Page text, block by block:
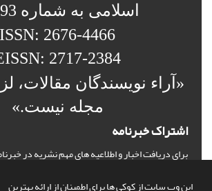
این وب سایت از کوکی ها برای اطمینان از ارائه بهترین
اسلامی به شماره 74093
ISSN: 2676-4466
2717-2384
«آراء نویسندگان مقالات،
مجله نیست.»
اشتراک خبرنامه
برای دریافت اخبار و اطلاعیه های مهم نشریه در